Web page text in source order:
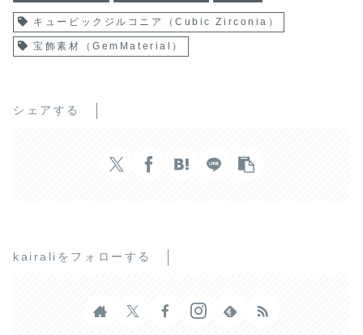
キュービックジルコニア（Cubic Zirconia）
宝飾素材（GemMaterial）
シェアする
kairaliをフォローする